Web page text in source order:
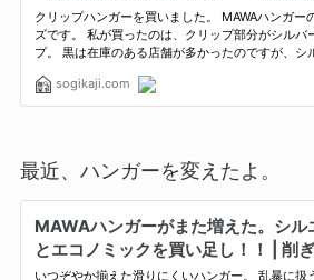
最近、ハンガーを変えたよ。